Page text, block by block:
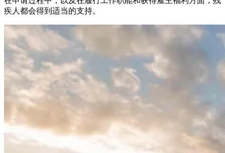
疾人都会得到适当的支持。